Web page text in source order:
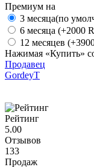
Премиум на
3 месяца(по
6 месяца (+2000
12 месяцев
Нажимая «Купить»
Продавец
GordeyT
Рейтинг
5.00
Отзывов
133
Продаж